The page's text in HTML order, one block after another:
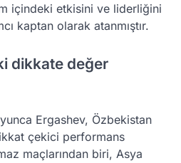
içindeki etkisini ve liderliğini
kaptan olarak atanmıştır.
dikkate değer
Ergashev, Özbekistan
çekici performans
maçlarından biri, Asya